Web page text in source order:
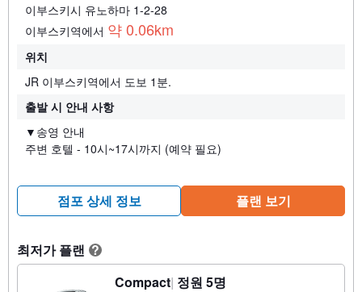
이부스키시 유노하마 1-2-28
이부스키역에서 약 0.06km
위치
JR 이부스키역에서 도보 1분.
출발 시 안내 사항
▼송영 안내
주변 호텔 - 10시~17시까지 (예약 필요)
점포 상세 정보 플랜 보기
최저가 플랜 ?
Compact 정원 5명